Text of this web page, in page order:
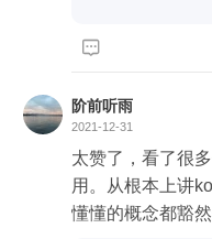
而如果用 getter
nal 修饰的属性，
态的根据 age 属

阶前听雨
2021-12-31
太赞了，看了很
用。从根本上讲
懂懂的概念都豁